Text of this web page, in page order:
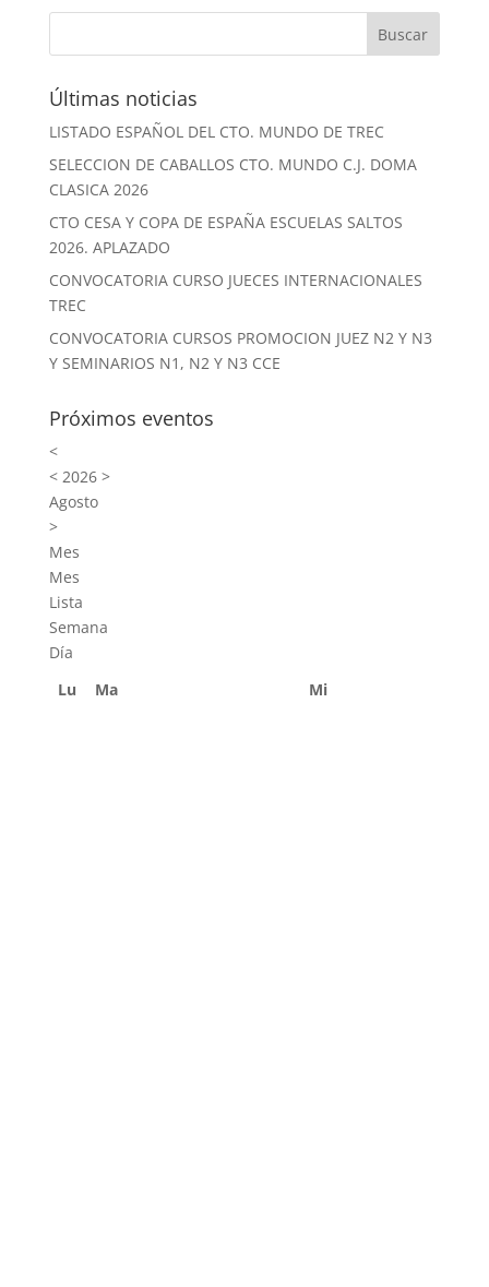
Últimas noticias
LISTADO ESPAÑOL DEL CTO. MUNDO DE TREC
SELECCION DE CABALLOS CTO. MUNDO C.J. DOMA
CLASICA 2026
CTO CESA Y COPA DE ESPAÑA ESCUELAS SALTOS
2026. APLAZADO
CONVOCATORIA CURSO JUECES INTERNACIONALES
TREC
CONVOCATORIA CURSOS PROMOCION JUEZ N2 Y N3
Y SEMINARIOS N1, N2 Y N3 CCE
Próximos eventos
<
<2026 >
Agosto
>
Mes
Mes
Lista
Semana
Día
Lu
Ma Mi